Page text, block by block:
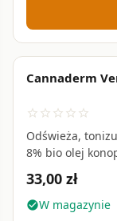
Cannaderm
star_border star_border star_border star_border star_border
Odświeża,
8% bio olej
33,00 zł
check_circleW magazynie